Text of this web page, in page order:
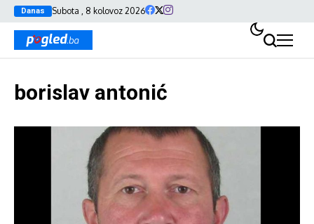
Danas Subota , 8 kolovoz 2026
borislav antonić